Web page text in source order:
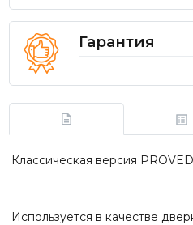
Гарантия
Классическая версия
Используется в качестве